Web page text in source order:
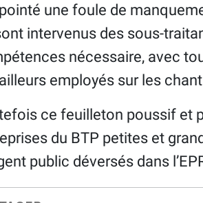
une foule de
intervenus des sous-
nécessaire, avec
employés sur les
ce feuilleton poussif et
du BTP petites et
public déversés dans